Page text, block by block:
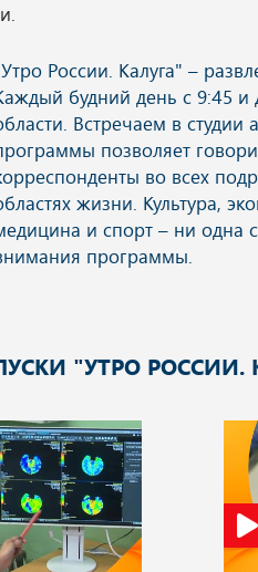
"УТРО РОССИИ.